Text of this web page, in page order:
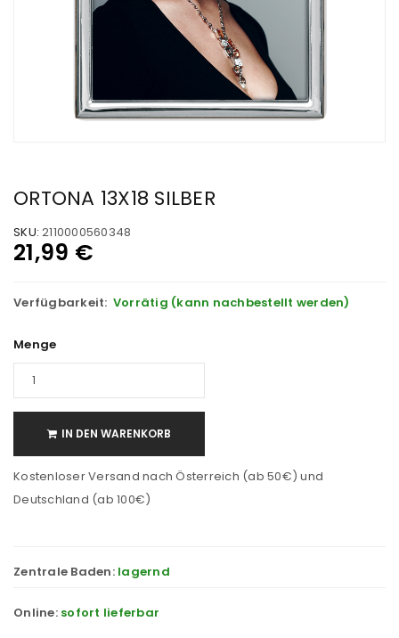
ORTONA 13X18 SILBER
SKU: 2110000560348
21,99 €
Verfügbarkeit: Vorrätig (kann nachbestellt werden)
Menge
IN DEN WARENKORB
Kostenloser Versand nach Österreich (ab 50€) und
Deutschland (ab 100€)
Zentrale Baden: lagernd
Online: sofort lieferbar